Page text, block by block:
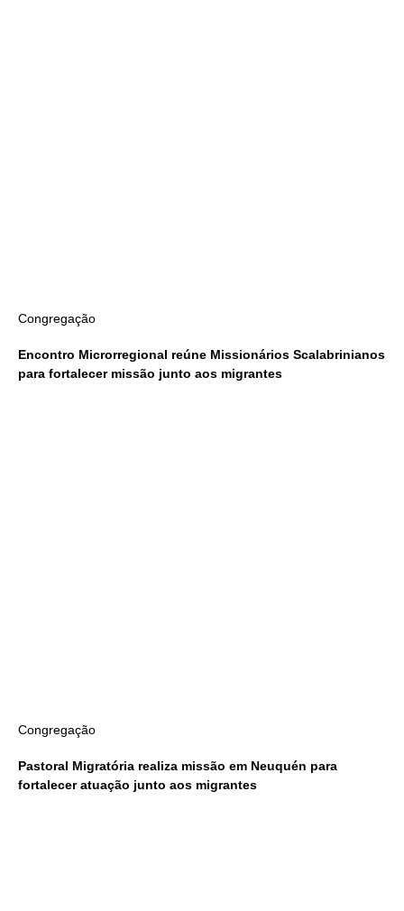
Congregação
Encontro Microrregional reúne Missionários Scalabrinianos
para fortalecer missão junto aos migrantes
Congregação
Pastoral Migratória realiza missão em Neuquén para
fortalecer atuação junto aos migrantes